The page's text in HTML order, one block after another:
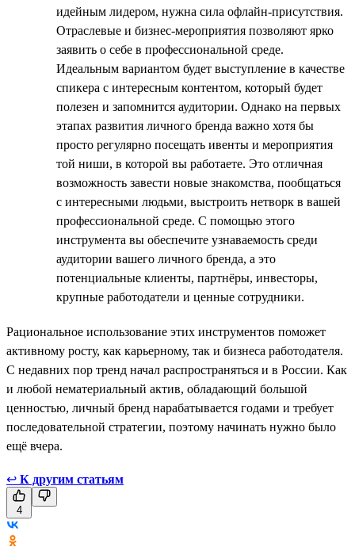
идейным лидером, нужна сила офлайн-присутствия.
Отраслевые и бизнес-мероприятия позволяют ярко
заявить о себе в профессиональной среде.
Идеальным вариантом будет выступление в качестве
спикера с интересным контентом, который будет
полезен и запомнится аудитории. Однако на первых
этапах развития личного бренда важно хотя бы
просто регулярно посещать ивенты и мероприятия
той ниши, в которой вы работаете. Это отличная
возможность завести новые знакомства, пообщаться
с интересными людьми, выстроить нетворк в вашей
профессиональной среде. С помощью этого
инструмента вы обеспечите узнаваемость среди
аудитории вашего личного бренда, а это
потенциальные клиенты, партнёры, инвесторы,
крупные работодатели и ценные сотрудники.
Рациональное использование этих инструментов поможет
активному росту, как карьерному, так и бизнеса работодателя.
С недавних пор тренд начал распространяться и в России. Как
и любой нематериальный актив, обладающий большой
ценностью, личный бренд нарабатывается годами и требует
последовательной стратегии, поэтому начинать нужно было
ещё вчера.
↩ К другим статьям
4